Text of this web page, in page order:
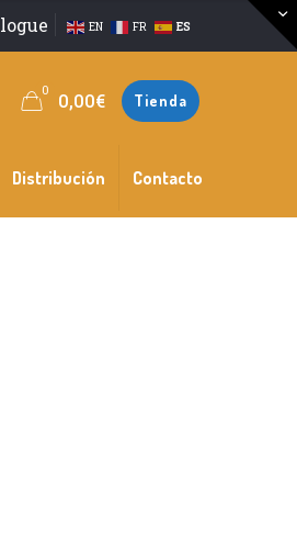
EN FR ES
0 0,00€ Tienda
Distribución Contacto